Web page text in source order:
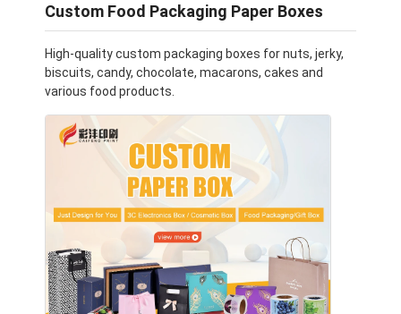
Custom Food Packaging Paper Boxes
High-quality custom packaging boxes for nuts, jerky,
biscuits, candy, chocolate, macarons, cakes and
various food products.